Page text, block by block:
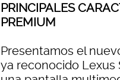
PRINCIPALES
PREMIUM
Presentamos el
ya reconocido Lexus